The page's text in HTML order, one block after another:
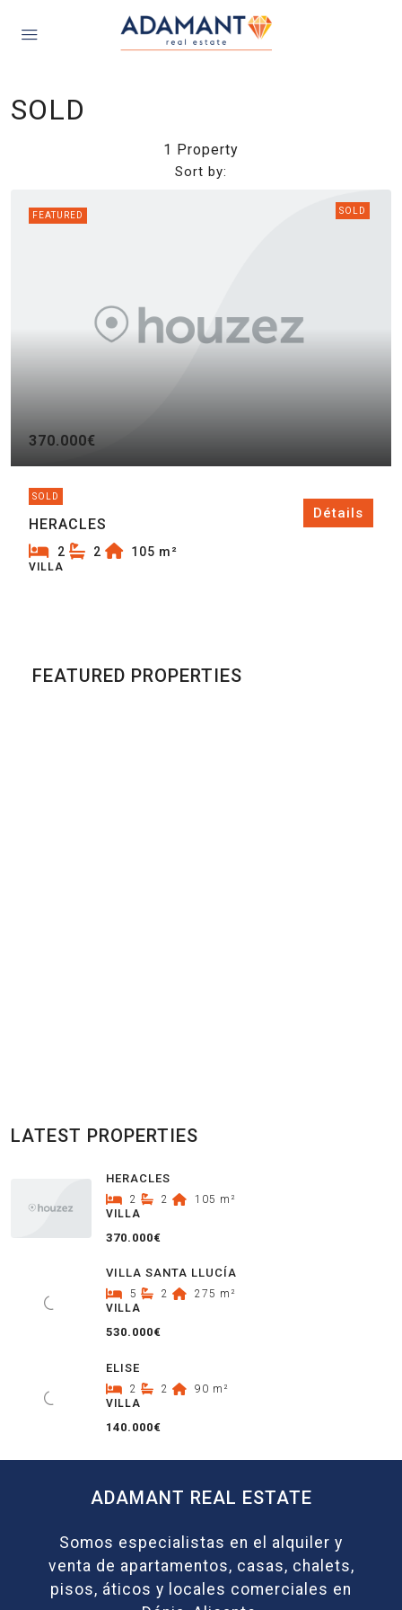
SOLD
1 Property
Sort by:
FEATURED SOLD
370.000€
SOLD
HERACLES
2 2 105 m²
VILLA
Détails
FEATURED PROPERTIES
LATEST PROPERTIES
HERACLES
2 2 105 m²
VILLA
370.000€
VILLA SANTA LLUCÍA
5 2 275 m²
VILLA
530.000€
ELISE
2 2 90 m²
VILLA
140.000€
ADAMANT REAL ESTATE
Somos especialistas en el alquiler y
venta de apartamentos, casas, chalets,
pisos, áticos y locales comerciales en